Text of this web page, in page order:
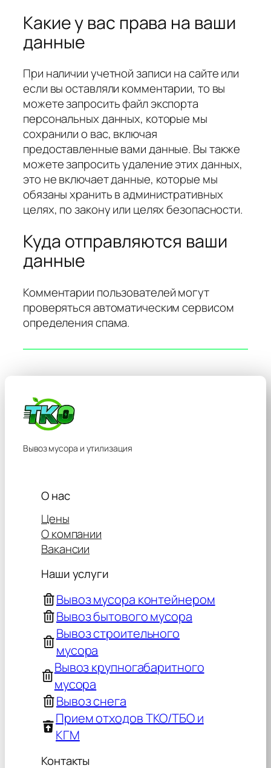
Какие у вас права на ваши
данные
При наличии учетной записи на сайте или
если вы оставляли комментарии, то вы
можете запросить файл экспорта
персональных данных, которые мы
сохранили о вас, включая
предоставленные вами данные. Вы также
можете запросить удаление этих данных,
это не включает данные, которые мы
обязаны хранить в административных
целях, по закону или целях безопасности.
Куда отправляются ваши
данные
Комментарии пользователей могут
проверяться автоматическим сервисом
определения спама.
Вывоз мусора и утилизация
О нас
Цены
О компании
Вакансии
Наши услуги
Вывоз мусора контейнером
Вывоз бытового мусора
Вывоз строительного
мусора
Вывоз крупногабаритного
мусора
Вывоз снега
Прием отходов ТКО/ТБО и
КГМ
Контакты